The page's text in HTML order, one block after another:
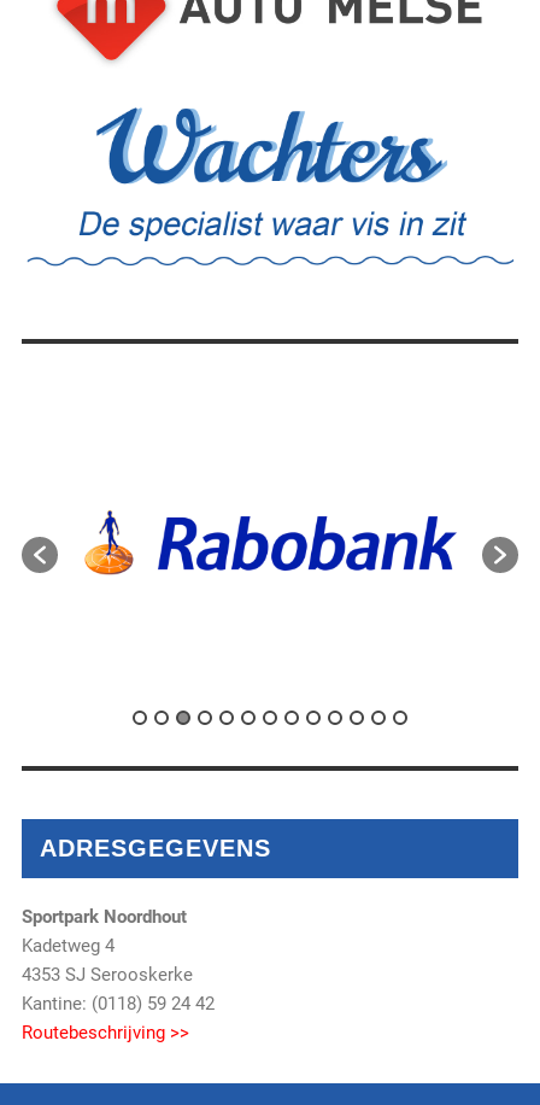
ADRESGEGEVENS
Sportpark Noordhout
Kadetweg 4
4353 SJ Serooskerke
Kantine: (0118) 59 24 42
Routebeschrijving >>